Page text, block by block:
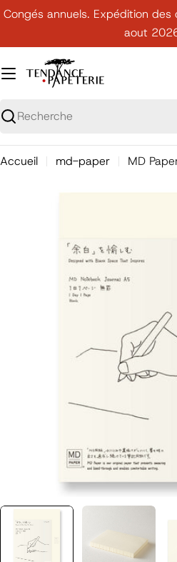
Passer
contenu
Congés annuels. Expédition
aout
Recherche
Accueil md-paper MD
le média 0 en mode modal